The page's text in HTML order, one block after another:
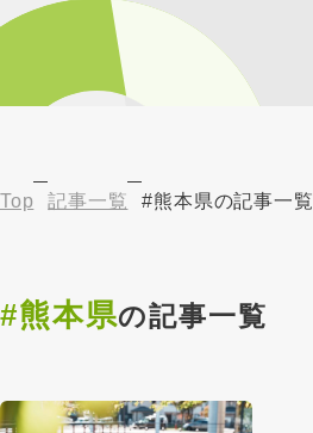
Top 記事一覧 #熊本県の記事一覧
#熊本県の記事一覧